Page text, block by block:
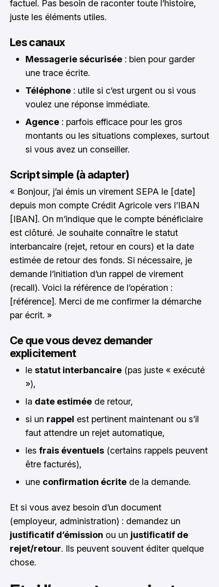
factuel. Pas besoin de raconter toute l’histoire,
juste les éléments utiles.
Les canaux
Messagerie sécurisée : bien pour garder
une trace écrite.
Téléphone : utile si c’est urgent ou si vous
voulez une réponse immédiate.
Agence : parfois efficace pour les gros
montants ou les situations complexes, surtout
si vous avez un conseiller.
Script simple (à adapter)
« Bonjour, j’ai émis un virement SEPA le [date]
depuis mon compte Crédit Agricole vers l’IBAN
[IBAN]. On m’indique que le compte bénéficiaire
est clôturé. Je souhaite connaître le statut
interbancaire (rejet, retour en cours) et la date
estimée de retour des fonds. Si nécessaire, je
demande l’initiation d’un rappel de virement
(recall). Voici la référence de l’opération :
[référence]. Merci de me confirmer la démarche
par écrit. »
Ce que vous devez demander
explicitement
le statut interbancaire (pas juste « exécuté
»),
la date estimée de retour,
si un rappel est pertinent maintenant ou s’il
faut attendre un rejet automatique,
les frais éventuels (certains rappels peuvent
être facturés),
une confirmation écrite de la demande.
Et si vous avez besoin d’un document
(employeur, administration) : demandez un
justificatif d’émission ou un justificatif de
rejet/retour. Ils peuvent souvent éditer quelque
chose.